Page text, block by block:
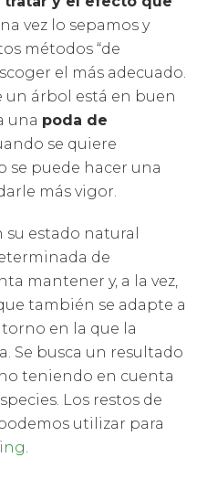
vez lo sepamos y
métodos “de
el más adecuado.
un árbol está en buen
una poda de
se quiere
se puede hacer una
más vigor.
estado natural
de
mantener y, a la vez,
también se adapte a
en la que la
Se busca un resultado
teniendo en cuenta
Los restos de
utilizar para
.